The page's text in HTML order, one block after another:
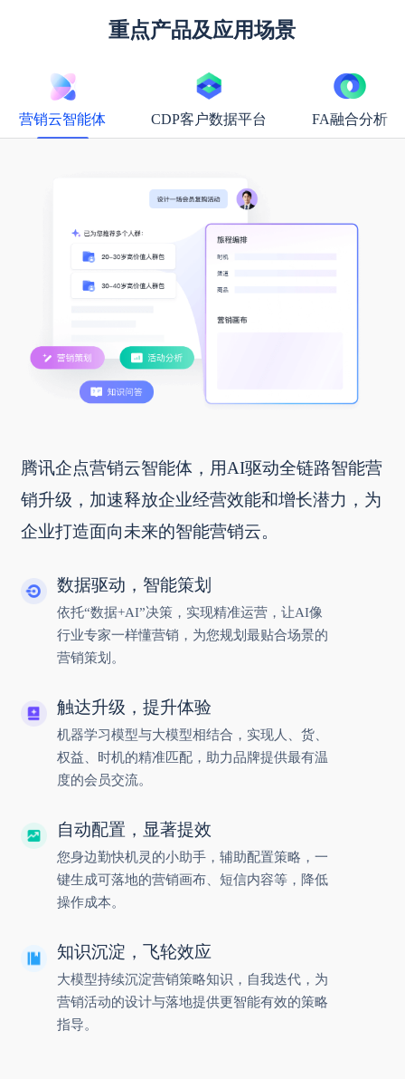
重点产品及应用场景
营销云智能体 CDP客户数据平台 FA融合分析
腾讯企点营销云智能体，用AI驱动全链路智能营
销升级，加速释放企业经营效能和增长潜力，为
企业打造面向未来的智能营销云。
数据驱动，智能策划
依托“数据+AI”决策，实现精准运营，让AI像
行业专家一样懂营销，为您规划最贴合场景的
营销策划。
触达升级，提升体验
机器学习模型与大模型相结合，实现人、货、
权益、时机的精准匹配，助力品牌提供最有温
度的会员交流。
自动配置，显著提效
您身边勤快机灵的小助手，辅助配置策略，一
键生成可落地的营销画布、短信内容等，降低
操作成本。
知识沉淀，飞轮效应
大模型持续沉淀营销策略知识，自我迭代，为
营销活动的设计与落地提供更智能有效的策略
指导。